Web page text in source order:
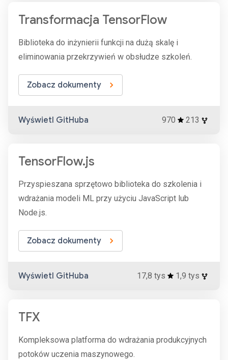
Transformacja TensorFlow
Biblioteka do inżynierii funkcji na dużą skalę i
eliminowania przekrzywień w obsłudze szkoleń.
Zobacz dokumenty
Wyświetl GitHuba 970 213
TensorFlow.js
Przyspieszana sprzętowo biblioteka do szkolenia i
wdrażania modeli ML przy użyciu JavaScript lub
Node.js.
Zobacz dokumenty
Wyświetl GitHuba 17,8 tys 1,9 tys
TFX
Kompleksowa platforma do wdrażania produkcyjnych
potoków uczenia maszynowego.